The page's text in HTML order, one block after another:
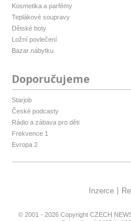
Kosmetika a parfémy
Teplákové soupravy
Dětské boty
Ložní povlečení
Bazar nábytku
Doporučujeme
Starjob
České podcasty
Rádio a zábava pro děti
Frekvence 1
Evropa 2
Inzerce
© 2001 - 2026 Copyright CZECH